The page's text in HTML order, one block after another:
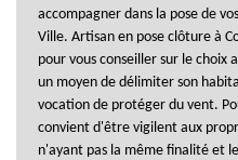
accompagner dans la pose de
Ville. Artisan en pose clôture à
pour vous conseiller sur le choix
un moyen de délimiter son
vocation de protéger du vent.
convient d'être vigilent aux
n'ayant pas la même finalité et